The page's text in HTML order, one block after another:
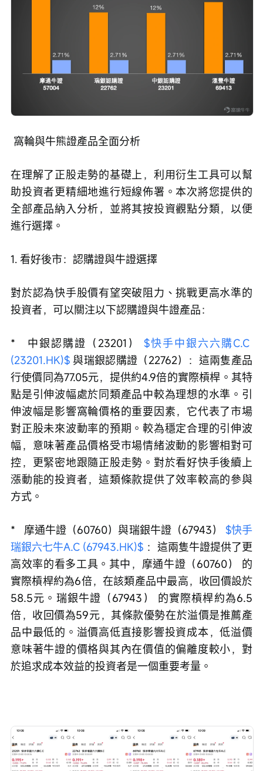
窩輪與牛熊證產品全面分析
在理解了正股走勢的基礎上，利用衍生工具可以幫
助投資者更精細地進行短線佈署。本次將您提供的
全部產品納入分析，並將其按投資觀點分類，以便
進行選擇。
1. 看好後市：認購證與牛證選擇
對於認為快手股價有望突破阻力、挑戰更高水準的
投資者，可以關注以下認購證與牛證產品：
*   中銀認購證（23201） $快手中銀六六購C.C
(23201.HK)$ 與瑞銀認購證（22762）：這兩隻產品
行使價同為77.05元，提供約4.9倍的實際槓桿。其特
點是引伸波幅處於同類產品中較為理想的水準。引
伸波幅是影響窩輪價格的重要因素，它代表了市場
對正股未來波動率的預期。較為穩定合理的引伸波
幅，意味著產品價格受市場情緒波動的影響相對可
控，更緊密地跟隨正股走勢。對於看好快手後續上
漲動能的投資者，這類條款提供了效率較高的參與
方式。
*   摩通牛證（60760）與瑞銀牛證（67943） $快手
瑞銀六七牛A.C (67943.HK)$ ：這兩隻牛證提供了更
高效率的看多工具。其中，摩通牛證（60760） 的
實際槓桿約為6倍，在該類產品中最高，收回價設於
58.5元。瑞銀牛證（67943） 的實際槓桿約為6.5
倍，收回價為59元，其條款優勢在於溢價是推薦產
品中最低的。溢價高低直接影響投資成本，低溢價
意味著牛證的價格與其內在價值的偏離度較小，對
於追求成本效益的投資者是一個重要考量。